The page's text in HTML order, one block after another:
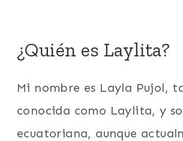
¿Quién es Laylita?
Mi nombre es Layla Pujol,
conocida como Laylita, y
ecuatoriana, aunque